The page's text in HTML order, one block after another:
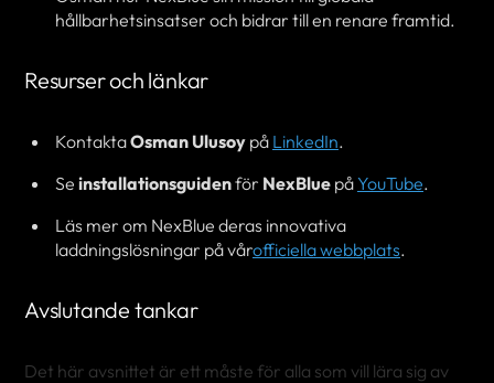
hållbarhetsinsatser och bidrar till en renare framtid.
Resurser och länkar
KontaktaOsman Ulusoy på LinkedIn.
Se installationsguidenför NexBlue påYouTube.
Läs mer om NexBlue deras innovativa
laddningslösningar på vårofficiella webbplats.
Avslutande tankar
Det här avsnittet är ett måste för alla som vill lära sig av